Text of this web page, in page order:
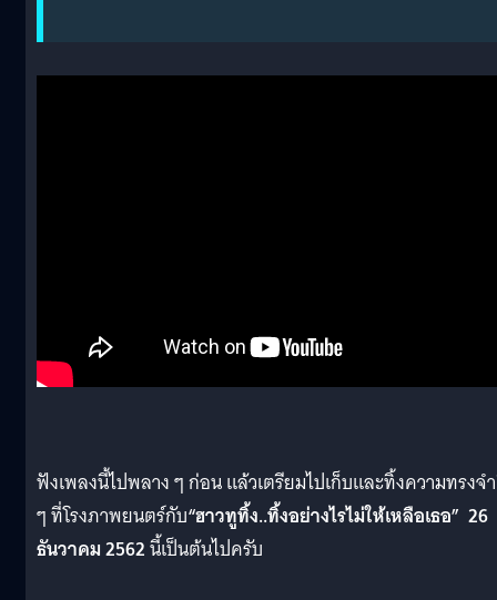
ฟังเพลงนี้ไปพลาง ๆ ก่อน แล้วเตรียมไปเก็บและทิ้งความทรงจ
ๆ ที่โรงภาพยนตร์กับ“ฮาวทูทิ้ง..ทิ้งอย่างไรไม่ให้เหลือเธอ” 26
ธันวาคม 2562นี้เป็นต้นไปครับ